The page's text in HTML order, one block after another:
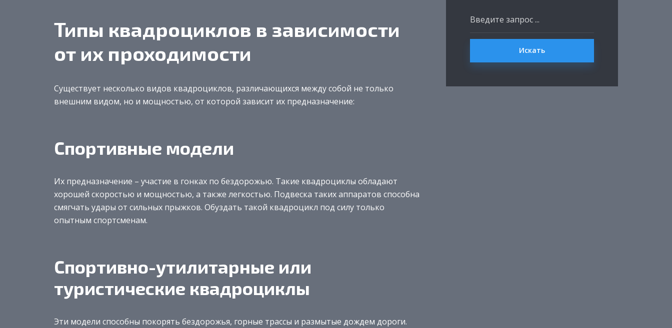
Типы квадроциклов в зависимости
от их проходимости
Существует несколько видов квадроциклов, различающихся между собой не только
внешним видом, но и мощностью, от которой зависит их предназначение:
Спортивные модели
Их предназначение – участие в гонках по бездорожью. Такие квадроциклы обладают
хорошей скоростью и мощностью, а также легкостью. Подвеска таких аппаратов способна
смягчать удары от сильных прыжков. Обуздать такой квадроцикл под силу только
опытным спортсменам.
Спортивно-утилитарные или
туристические квадроциклы
Эти модели способны покорять бездорожья, горные трассы и размытые дождем дороги.
Искать